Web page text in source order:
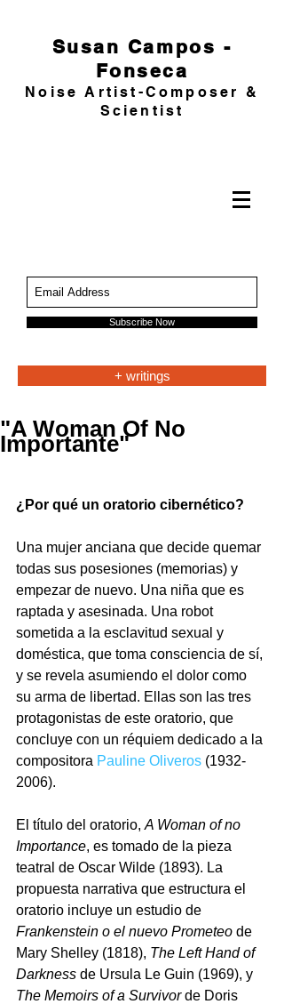
Susan Campos -
Fonseca
Noise Artist-Composer &
Scientist
Subscribe Now
+ writings
"A Woman Of No
Importante"
¿Por qué un oratorio cibernético?
Una mujer anciana que decide quemar
todas sus posesiones (memorias) y
empezar de nuevo. Una niña que es
raptada y asesinada. Una robot
sometida a la esclavitud sexual y
doméstica, que toma consciencia de sí,
y se revela asumiendo el dolor como
su arma de libertad. Ellas son las tres
protagonistas de este oratorio, que
concluye con un réquiem dedicado a la
compositora Pauline Oliveros (1932-
2006).
El título del oratorio, A Woman of no
Importance, es tomado de la pieza
teatral de Oscar Wilde (1893). La
propuesta narrativa que estructura el
oratorio incluye un estudio de
Frankenstein o el nuevo Prometeo de
Mary Shelley (1818), The Left Hand of
Darkness de Ursula Le Guin (1969), y
The Memoirs of a Survivor de Doris